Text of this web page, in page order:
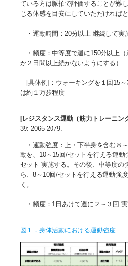
ている方は脈拍で評価することが難
じる体感を目安にしていただければ
・運動時間：20分以上 継続して実
・頻度：中等度で週に150分以上（
が２日間以上続かないようにする）
[具体例]：ウォーキングを１回15～
は約１万歩程度
[レジスタンス運動（筋力トレーニン
39: 2065-2079.
・運動強度：上・下半身を含む８
動を、10～15回/セットを行える運動
セット 実施する。その後、中等度の
ら、8～10回/セットを行える運動強
く。
・頻度：1日あけて週に２～３回
図１．身体活動における運動強度